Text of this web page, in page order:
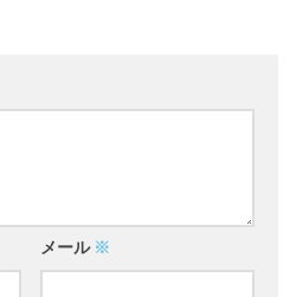
メール ※